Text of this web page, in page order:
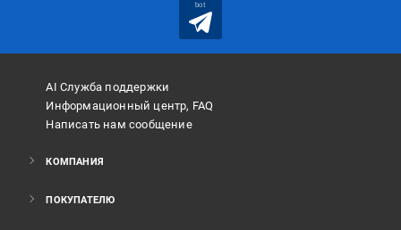
bot
AI Служба поддержки
Информационный центр, FAQ
Написать нам сообщение
КОМПАНИЯ
ПОКУПАТЕЛЮ